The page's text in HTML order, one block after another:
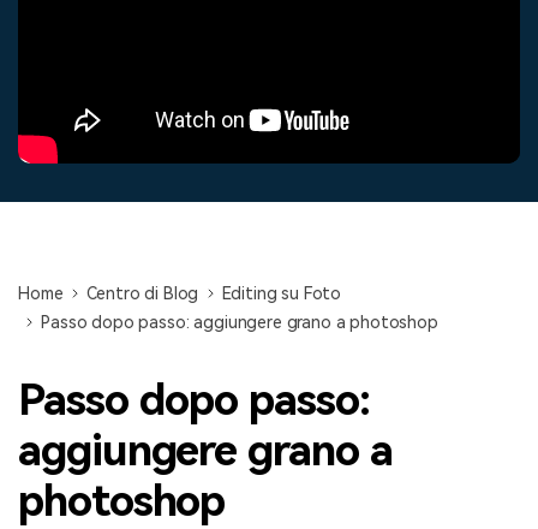
Home Centro di Blog
Editing su Foto
Passo dopo passo: aggiungere grano a photoshop
Passo dopo passo:
aggiungere grano a
photoshop